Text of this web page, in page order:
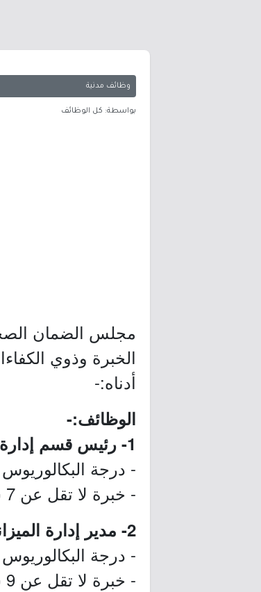
وظائف مدنية
بواسطة: كل الوظائف
مجلس الضمان
الخبرة وذوي
أدناه:-
الوظائف:-
1- رئيس قسم إدارة عملاء الخدمات الرقمية:
- درجة
- خبرة لا تقل عن 7 سنوات في مجال ذات صلة، منها 3 سنوات في دور إداري.
2- مدير إدارة الميزانية والتخطيط المالي:
- درجة
- خبرة لا تقل عن 9 سنوات في مجال ذات صلة، منها 4 سنوات في دور إشرافي.